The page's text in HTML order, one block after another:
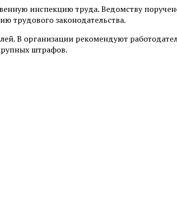
инспекцию труда. Ведомству
трудового законодательства.
В организации рекомендуют
штрафов.